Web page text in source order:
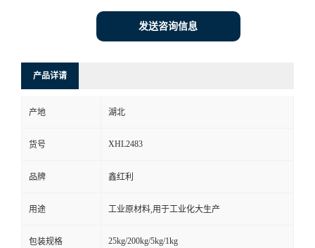
发送咨询信息
产品详请
产地 湖北
货号 XHL2483
品牌 鑫红利
用途 工业原材料,用于工业化大生产
包装规格 25kg/200kg/5kg/1kg